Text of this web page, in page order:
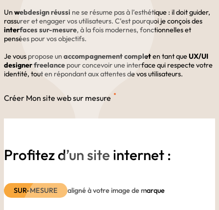
Unwebdesign réussi ne se résume pas à l’esthétique : il doit guider,
rassurer et engager vos utilisateurs. C’est pourquoi je conçois des
interfaces sur-mesure, à la fois modernes, fonctionnelles et
pensées pour vos objectifs.
Je vous propose un accompagnement completen tant queUX/UI
designer freelance pour concevoir une interface qui respecte votre
identité, tout en répondant aux attentes de vos utilisateurs.
Créer Mon site web sur mesure
Profitez d’un site internet :
SUR-MESURE aligné à votre image de marque